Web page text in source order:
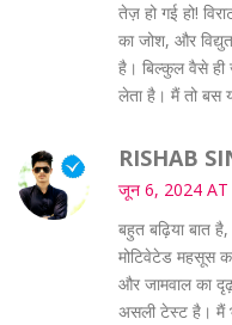
तेज़ हो गई हो!
का जोश, और
है। बिल्कुल वैसे ही
लेता है। मैं तो बस
RISHAB
जून 6, 2024 AT
बहुत बढ़िया बात
मोटिवेटेड महसूस
और जामवाल का
असली टेस्‍ट है। मैं